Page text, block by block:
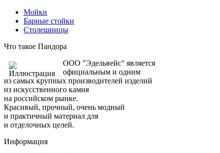
Мойки
Барные стойки
Столешницы
Что такое Пандора
ООО "Эдельвейс" является
официальным и одним
из самых крупных производителей изделий
из искусственного камня
на российском рынке.
Красивый, прочный, очень модный
и практичный материал для
и отделочных целей.
Информация